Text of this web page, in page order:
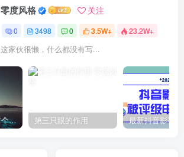
零度风格 关注
0 3498 0 3.5W+ 23.2W+
这家伙很懒，什么都没有写...
为什么天使头上有个圈？ 第三只眼的作用